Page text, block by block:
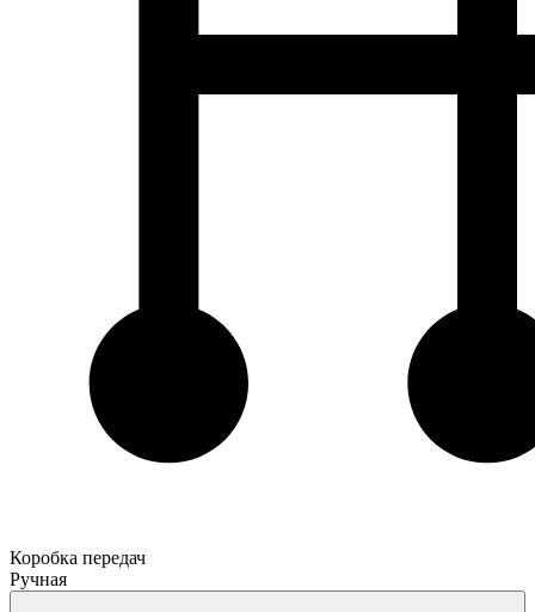
Коробка передач
Ручная